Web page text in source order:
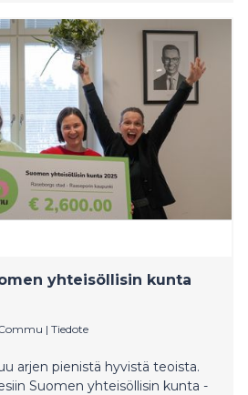
vuonna.
yhteisöllisin kunta
| Tiedote
arjen pienistä hyvistä teoista.
Suomen yhteisöllisin kunta -